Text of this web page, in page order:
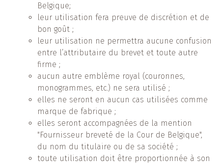
Belgique;
leur utilisation fera preuve de discrétion et de
bon goût ;
leur utilisation ne permettra aucune confusion
entre l’attributaire du brevet et toute autre
firme ;
aucun autre emblème royal (couronnes,
monogrammes, etc.) ne sera utilisé ;
elles ne seront en aucun cas utilisées comme
marque de fabrique ;
elles seront accompagnées de la mention
"Fournisseur breveté de la Cour de Belgique",
du nom du titulaire ou de sa société ;
toute utilisation doit être proportionnée à son